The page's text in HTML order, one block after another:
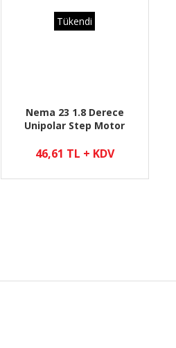
Tükendi
Nema 23 1.8 Derece
Unipolar Step Motor
46,61 TL + KDV